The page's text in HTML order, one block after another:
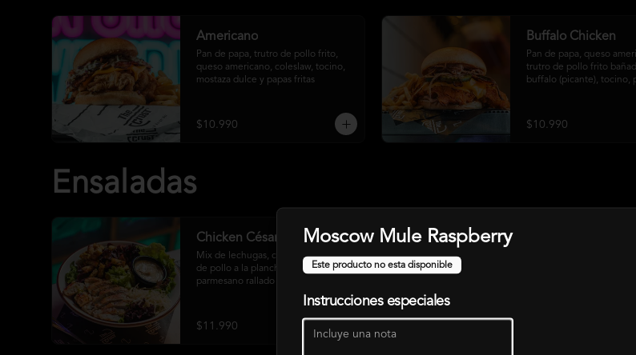
Americano
Pan de papa, trutro de pollo frito,
queso americano, coleslaw, tocino,
mostaza dulce y papas fritas
$10.990
Buffalo Chicken
Pan de papa, queso
trutro de pollo frito
buffalo (picante), tocino,
$10.990
Ensaladas
Chicken César
Mix de lechugas, crutones, pechuga
de pollo a la plancha, queso
parmesano rallado y salsa césar
$11.990
Moscow Mule Raspberry
Este producto no esta disponible
Instrucciones especiales